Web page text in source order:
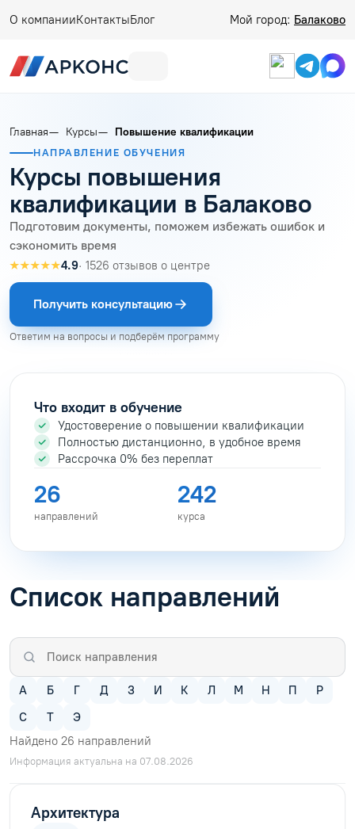
О компанииКонтактыБлог Мой город: Балаково
Главная Курсы Повышение квалификации
НАПРАВЛЕНИЕ ОБУЧЕНИЯ
Курсы повышения
квалификации в Балаково
Подготовим документы, поможем избежать ошибок и
сэкономить время
★★★★★4.9· 1526 отзывов о центре
Получить консультацию
Ответим на вопросы и подберём программу
Что входит в обучение
Удостоверение о повышении квалификации
Полностью дистанционно, в удобное время
Рассрочка 0% без переплат
26
направлений
242
курса
Список направлений
А Б Г Д З И К Л М Н П
Р
С
Т
Э
Найдено 26 направлений
Информация актуальна на 07.08.2026
Архитектура